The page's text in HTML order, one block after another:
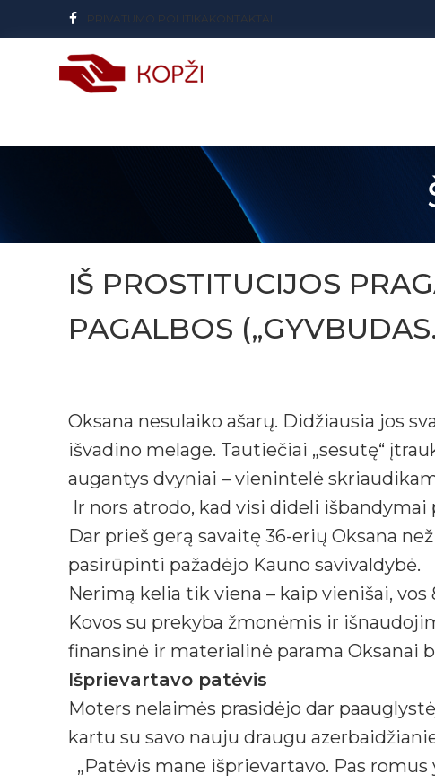
PRIVATUMO POLITIKA KONTAKTAI
IŠ PROSTITUCIJOS
PAGALBOS
Oksana nesulaiko ašarų. Didžiausia jos
išvadino melage. Tautiečiai „sesutę“
augantys dvyniai – vienintelė
Ir nors atrodo, kad visi dideli
Dar prieš gerą savaitę 36-erių Oksana
pasirūpinti pažadėjo Kauno savivaldybė.
Nerimą kelia tik viena – kaip vienišai,
Kovos su prekyba žmonėmis ir
finansinė ir materialinė parama Oksanai
Išprievartavo patėvis
Moters nelaimės prasidėjo dar
kartu su savo nauju draugu
„Patėvis mane išprievartavo. Pas